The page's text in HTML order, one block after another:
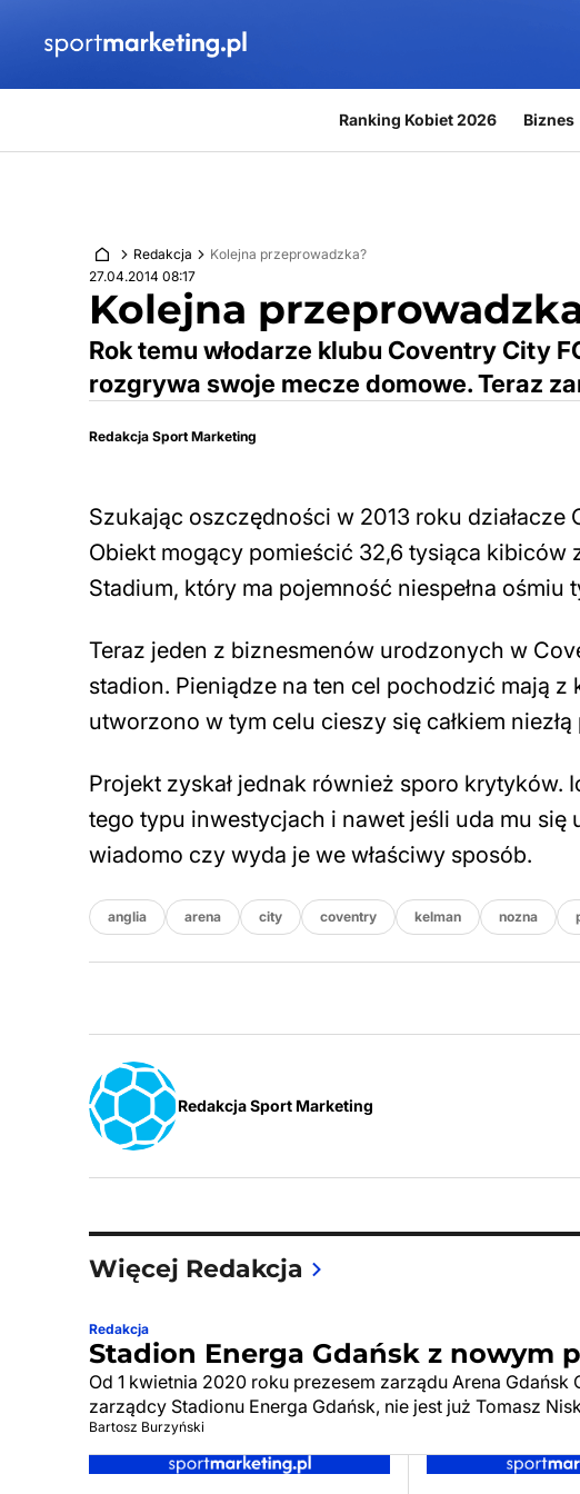
Ranking Kobiet 2026 Biznes
Redakcja
Kolejna przeprowadzka?
27.04.2014 08:17
Kolejna
Rok temu włodarze klubu Coventry City
rozgrywa swoje mecze domowe. Teraz
Redakcja Sport Marketing
Szukając oszczędności w 2013 roku
Obiekt mogący pomieścić 32,6 tysiąca kibiców
Stadium, który ma pojemność niespełna ośmiu
Teraz jeden z biznesmenów urodzonych w
stadion. Pieniądze na ten cel pochodzić mają
utworzono w tym celu cieszy się całkiem
Projekt zyskał jednak również sporo krytyków.
tego typu inwestycjach i nawet jeśli uda mu
wiadomo czy wyda je we właściwy sposób.
anglia arena city coventry kelman nozna
Redakcja Sport Marketing
Więcej Redakcja
Redakcja
Stadion Energa Gdańsk z nowym
Od 1 kwietnia 2020 roku prezesem zarządu Arena Gdańsk
zarządcy Stadionu Energa Gdańsk, nie jest już Tomasz
Bartosz Burzyński